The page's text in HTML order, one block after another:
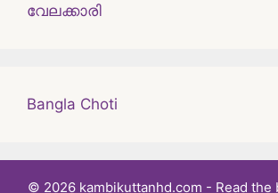
വേലക്കാരി
Bangla Choti
© 2026 kambikuttanhd.com - Read the